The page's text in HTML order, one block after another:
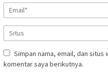
Simpan nama, email, dan
komentar saya berikutnya.